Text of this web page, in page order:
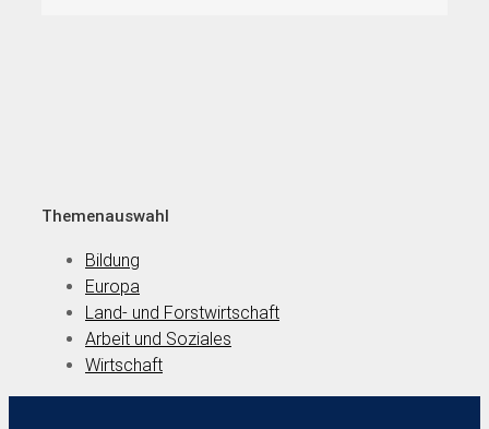
Themenauswahl
Bildung
Europa
Land- und Forstwirtschaft
Arbeit und Soziales
Wirtschaft